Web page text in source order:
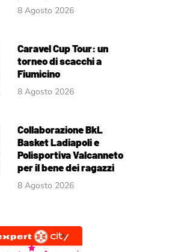
8 Agosto 2026
Caravel Cup Tour: un
torneo di scacchi a
Fiumicino
8 Agosto 2026
Collaborazione BkL
Basket Ladiapoli e
Polisportiva Valcanneto
per il bene dei ragazzi
8 Agosto 2026